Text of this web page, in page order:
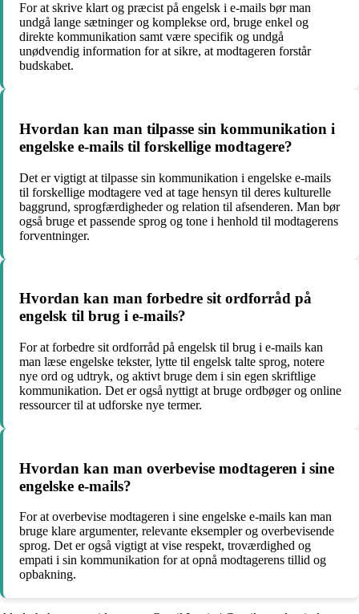
For at skrive klart og præcist på engelsk i e-mails bør man
undgå lange sætninger og komplekse ord, bruge enkel og
direkte kommunikation samt være specifik og undgå
unødvendig information for at sikre, at modtageren forstår
budskabet.
Hvordan kan man tilpasse sin kommunikation i
engelske e-mails til forskellige modtagere?
Det er vigtigt at tilpasse sin kommunikation i engelske e-mails
til forskellige modtagere ved at tage hensyn til deres kulturelle
baggrund, sprogfærdigheder og relation til afsenderen. Man bør
også bruge et passende sprog og tone i henhold til modtagerens
forventninger.
Hvordan kan man forbedre sit ordforråd på
engelsk til brug i e-mails?
For at forbedre sit ordforråd på engelsk til brug i e-mails kan
man læse engelske tekster, lytte til engelsk talte sprog, notere
nye ord og udtryk, og aktivt bruge dem i sin egen skriftlige
kommunikation. Det er også nyttigt at bruge ordbøger og online
ressourcer til at udforske nye termer.
Hvordan kan man overbevise modtageren i sine
engelske e-mails?
For at overbevise modtageren i sine engelske e-mails kan man
bruge klare argumenter, relevante eksempler og overbevisende
sprog. Det er også vigtigt at vise respekt, troværdighed og
empati i sin kommunikation for at opnå modtagerens tillid og
opbakning.